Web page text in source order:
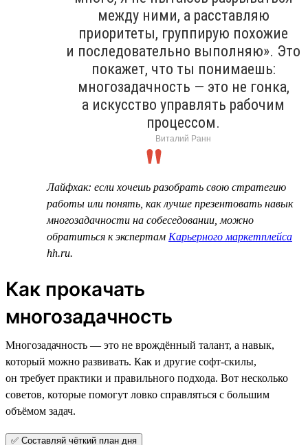
между ними, а расставляю
приоритеты, группирую похожие
и последовательно выполняю». Это
покажет, что ты понимаешь:
многозадачность — это не гонка,
а искусство управлять рабочим
процессом.
Виталий Ранн
Лайфхак: если хочешь разобрать свою стратегию
работы или понять, как лучше презентовать навык
многозадачности на собеседовании, можно
обратиться к экспертам Карьерного маркетплейса
hh.ru.
Как прокачать
многозадачность
Многозадачность — это не врождённый талант, а навык,
который можно развивать. Как и другие софт-скилы,
он требует практики и правильного подхода. Вот несколько
советов, которые помогут ловко справляться с большим
объёмом задач.
✅ Составляй чёткий план дня